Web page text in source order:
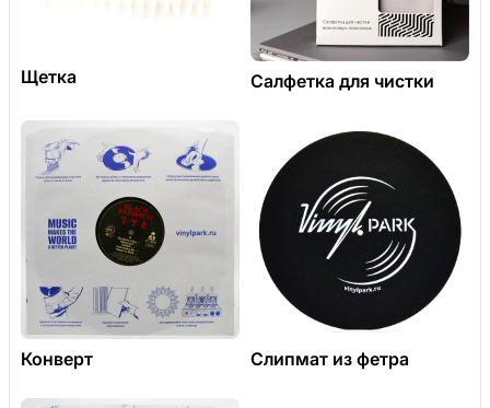
Щетка Салфетка для чистки
Конверт Слипмат из фетра